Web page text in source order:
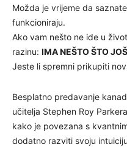
Možda je vrijeme da
funkcioniraju.
Ako vam nešto ne ide u
razinu: IMA NEŠTO ŠTO
Jeste li spremni prikupiti
Besplatno predavanje
učitelja Stephen Roy
kako je povezana s
dodatno razviti svoju